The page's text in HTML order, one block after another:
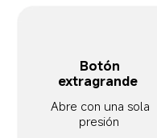
Botón
extragrande
Abre con una sola
presión